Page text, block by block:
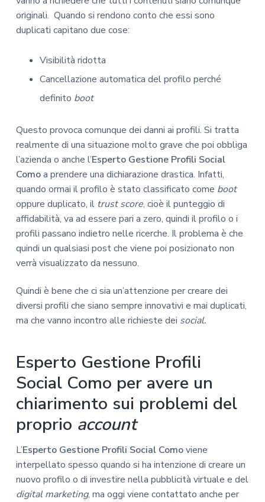
originali. Quando si rendono conto che essi sono
duplicati capitano due cose:
Visibilità ridotta
Cancellazione automatica del profilo perché
definito boot
Questo provoca comunque dei danni ai profili. Si tratta
realmente di una situazione molto grave che poi obbliga
l’azienda o anche l’Esperto Gestione Profili Social
Comoa prendere una dichiarazione drastica. Infatti,
quando ormai il profilo è stato classificato come boot
oppure duplicato, il trust score, cioè il punteggio di
affidabilità, va ad essere pari a zero, quindi il profilo o i
profili passano indietro nelle ricerche. Il problema è che
quindi un qualsiasi post che viene poi posizionato non
verrà visualizzato da nessuno.
Quindi è bene che ci sia un’attenzione per creare dei
diversi profili che siano sempre innovativi e mai duplicati,
ma che vanno incontro alle richieste dei social.
Esperto Gestione Profili
Social Como per avere un
chiarimento sui problemi del
proprio account
L’Esperto Gestione Profili Social Comoviene
interpellato spesso quando si ha intenzione di creare un
nuovo profilo o di investire nella pubblicità virtuale e del
digital marketing, ma oggi viene contattato anche per